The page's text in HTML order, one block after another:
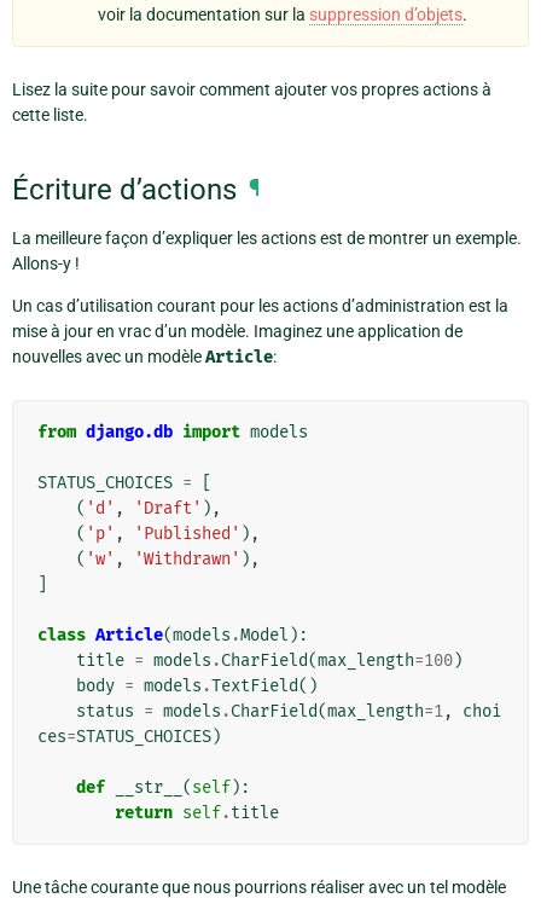
voir la documentation sur la suppression d’objets.
Lisez la suite pour savoir comment ajouter vos propres actions à
cette liste.
Écriture d’actions ¶
La meilleure façon d’expliquer les actions est de montrer un exemple.
Allons-y !
Un cas d’utilisation courant pour les actions d’administration est la
mise à jour en vrac d’un modèle. Imaginez une application de
nouvelles avec un modèleArticle:
from django.db import models
STATUS_CHOICES =
( 'd' , 'Draft' ),
( 'p' , 'Published' ),
( 'w' , 'Withdrawn' ),
class Article(models .Model ):
title = models .CharField(max_length=100)
body = models .TextField()
status = models .CharField(max_length=1,
choi
ces=STATUS_CHOICES)
def __str__ (self):
return self.title
Une tâche courante que nous pourrions réaliser avec un tel modèle